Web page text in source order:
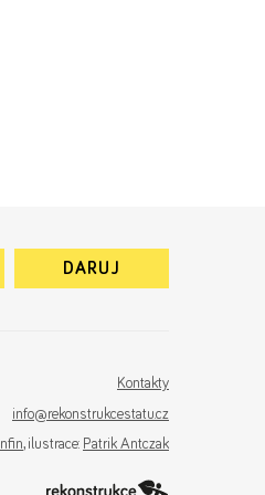
DARUJ
Kontakty
info@rekonstrukcestatu.cz
, ilustrace: Patrik Antczak